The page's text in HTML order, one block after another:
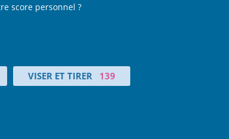
score personnel ?
VISER ET TIRER 139